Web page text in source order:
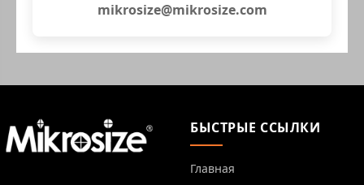
mikrosize@mikrosize.com
БЫСТРЫЕ ССЫЛКИ
Главная